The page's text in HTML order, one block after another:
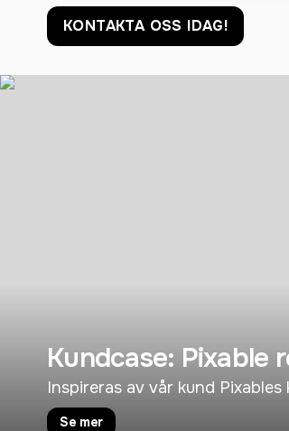
KONTAKTA OSS IDAG!
Kundcase: Pixable
Inspireras av vår kund Pixables
Se mer